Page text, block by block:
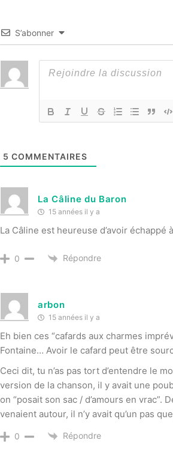
S’abonner
5 COMMENTAIRES
La Câline du Baron
15 années il y a
La Câline est heureuse d’avoir échappé
0 Répondre
arbon
15 années il y a
Eh bien ces “cafards aux charmes
Fontaine… Avoir le cafard peut être
Ceci dit, tu n’as pas tort d’entendre le
version de la chanson, il y avait une
on “posait son sac / d’amours en
venaient autour, il n’y avait qu’un pas
0 Répondre